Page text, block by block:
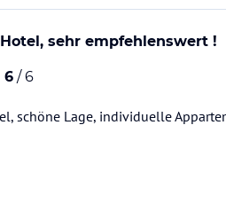
sehr empfehlenswert !
6 / 6
schöne Lage, individuelle